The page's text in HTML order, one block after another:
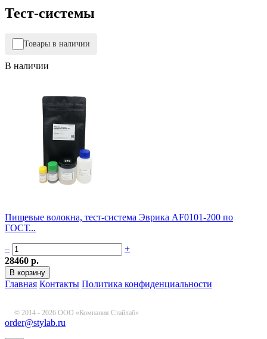
Тест-системы
Товары в наличии
В наличии
Пищевые волокна, тест-система Эврика AF0101-200 по
ГОСТ...
–
+
28460 р.
Главная Контакты Политика конфиденциальности
© 2014 - 2026 ООО «Компания Стайлаб»
order@stylab.ru